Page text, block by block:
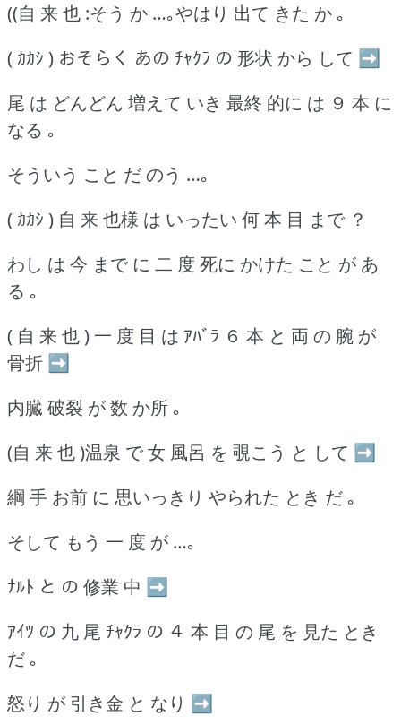
((自 来 也 :そう か …｡やはり 出て きた か ｡
( ｶｶｼ ) おそらく あの ﾁｬｸﾗ の 形状 から して ➡
尾 は どんどん 増えて いき 最終 的に は ９ 本 に
なる ｡
そういう こと だ のう …｡
( ｶｶｼ ) 自 来 也様 は いったい 何 本 目 まで ？
わし は 今 まで に 二 度 死に かけた こと が あ
る ｡
( 自 来 也 ) 一 度 目 は ｱﾊﾞﾗ ６ 本 と 両 の 腕 が
骨折 ➡
内臓 破裂 が 数 か所 ｡
(自 来 也 )温泉 で 女 風呂 を 覗こう と して ➡
綱 手 お前 に 思いっきり やられた とき だ ｡
そして もう 一 度 が …｡
ﾅﾙﾄ と の 修業 中 ➡
ｱｲﾂ の 九 尾 ﾁｬｸﾗ の ４ 本 目 の 尾 を 見た とき
だ ｡
怒り が 引き金 と なり ➡